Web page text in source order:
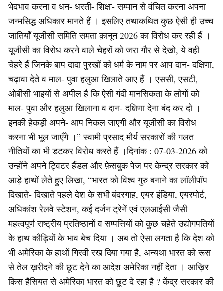
भेदभाव करना व धन- धरती- शिक्षा- सम्मान से वंचित करना अपना
जन्मसिद्ध अधिकार मानते हैं । इसलिए तथाकथित कुछ ऐसी ही उच्च
जातियाँ यूजीसी समिति समता क़ानून 2026 का विरोध कर रही हैं ।
यूजीसी का विरोध करने वाले चेहरों को जरा गौर से देखो, ये वही
चेहरे हैं जिनके बाप दादा पुरखों को धर्म के नाम पर आप दान- दक्षिणा,
चढ़ावा देते व माल- पुवा हलुआ खिलाते आए हैं । एससी, एसटी,
ओबीसी भाइयों से अपील है कि ऐसी गंदी मानसिकता के लोगों को
माल- पुवा और हलुआ खिलाना व दान- दक्षिणा देना बंद कर दो ।
इनकी हेकड़ी अपने- आप निकल जाएगी और यूजीसी का विरोध
करना भी भूल जाएँगे ।” स्वामी प्रसाद मौर्य सरकारों की गलत
नीतियों का भी डटकर विरोध करते हैं ।दिनांक : 07-03-2026 को
उन्होंने अपने ट्विटर हैंडल और फ़ेसबुक पेज पर केन्द्र सरकार को
आड़े हाथों लेते हुए लिखा, “भारत को विश्व गुरु बनाने का लॉलीपॉप
दिखाते- दिखाते पहले देश के सभी बंदरगाह, एयर इंडिया, एयरपोर्ट,
अधिकांश रेलवे स्टेशन, कई दर्जन ट्रेनें एवं एलआईसी जैसी
महत्वपूर्ण राष्ट्रीय प्रतिष्ठानों व सम्पत्तियों को कुछ चहेते उद्योगपतियों
के हाथ कौड़ियों के भाव बेच दिया । अब तो ऐसा लगता है कि देश को
भी अमेरिका के हाथों गिरवी रख दिया गया है, अन्यथा भारत को रूस
से तेल ख़रीदने की छूट देने का आदेश अमेरिका नहीं देता । आख़िर
किस हैसियत से अमेरिका भारत को छूट दे रहा है ? केंद्र सरकार की